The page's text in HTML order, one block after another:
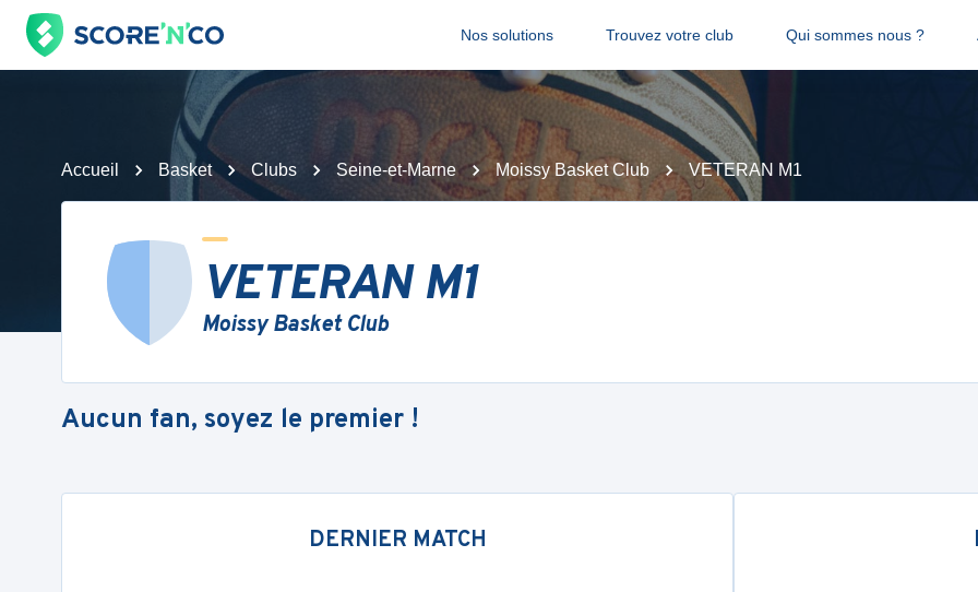
Nos solutions Trouvez votre club Qui sommes nous ?
Accueil Basket Clubs Seine-et-Marne Moissy Basket Club VETERAN M1
VETERAN M1
Moissy Basket Club
Aucun fan, soyez le premier !
DERNIER MATCH